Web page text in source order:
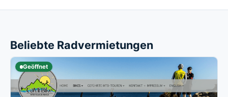
Beliebte Radvermietungen
Geöffnet